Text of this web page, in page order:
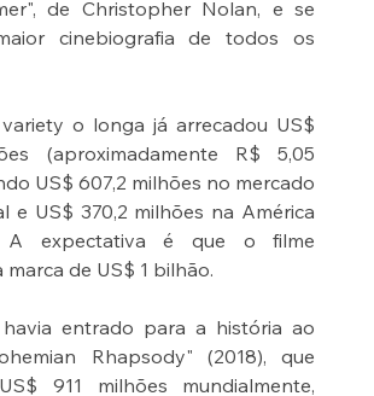
de Christopher Nolan, e se
cinebiografia de todos os
o longa já arrecadou US$
(aproximadamente R$ 5,05
US$ 607,2 milhões no mercado
e US$ 370,2 milhões na América
expectativa é que o filme
de US$ 1 bilhão.
entrado para a história ao
Rhapsody" (2018), que
911 milhões mundialmente,